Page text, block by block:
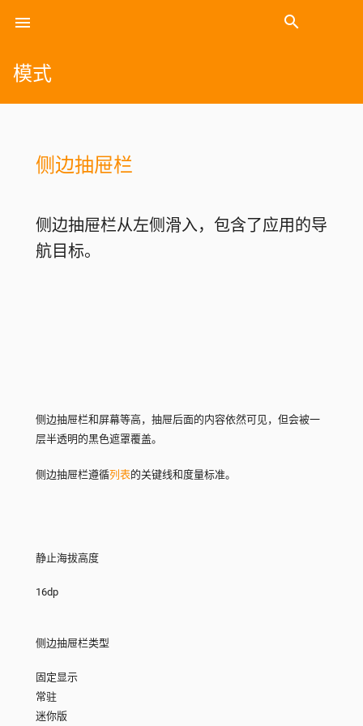
模式
menu search
侧边抽屉栏
侧边抽屉栏从左侧滑入，包含了应用的导
航目标。
侧边抽屉栏和屏幕等高，抽屉后面的内容依然可见，但会被一
层半透明的黑色遮罩覆盖。
侧边抽屉栏遵循列表的关键线和度量标准。
静止海拔高度
16dp
侧边抽屉栏类型
固定显示
常驻
迷你版